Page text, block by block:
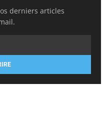
derniers articles